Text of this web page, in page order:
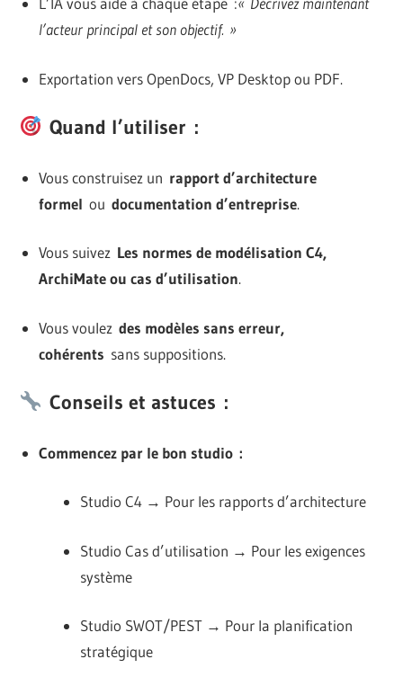
l’acteur principal et son objectif. »
Exportation vers OpenDocs, VP Desktop ou PDF.
Quand l’utiliser :
Vous construisez un rapport d’architecture
formel ou documentation d’entreprise.
Vous suivez Les normes de modélisation C4,
ArchiMate ou cas d’utilisation.
Vous voulez des modèles sans erreur,
cohérents sans suppositions.
Conseils et astuces :
Commencez par le bon studio :
Studio C4 → Pour les rapports d’architecture
Studio Cas d’utilisation → Pour les exigences
système
Studio SWOT/PEST → Pour la planification
stratégique